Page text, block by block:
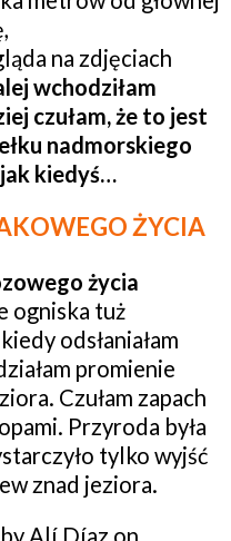
na zdjęciach
wchodziłam
czułam, że to jest
nadmorskiego
kiedyś…
ŻYCIA
życia
ogniska tuż
odsłaniałam
promienie
Czułam zapach
Przyroda była
tylko wyjść
znad jeziora.